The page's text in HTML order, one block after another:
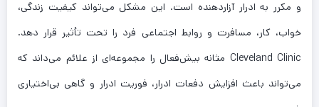
و مکرر به ادرار آزاردهنده است. این مشکل می‌تواند کیفیت زندگی،
خواب، کار، مسافرت و روابط اجتماعی فرد را تحت تأثیر قرار دهد.
Cleveland Clinic مثانه بیش‌فعال را مجموعه‌ای از علائم می‌داند که
می‌تواند باعث افزایش دفعات ادرار، فوریت ادرار و گاهی بی‌اختیاری